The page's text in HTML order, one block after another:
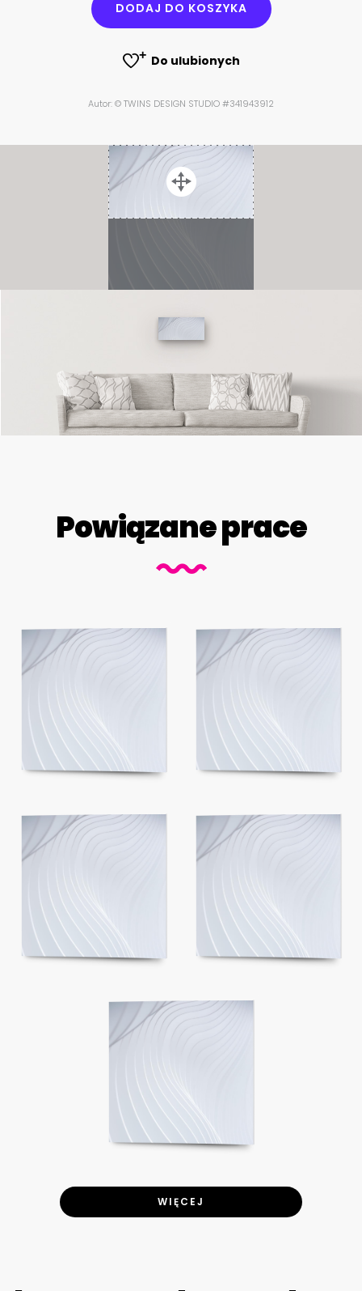
DODAJ DO KOSZYKA
Do ulubionych
Autor: © TWINS DESIGN STUDIO #341943912
Powiązane prace
WIĘCEJ